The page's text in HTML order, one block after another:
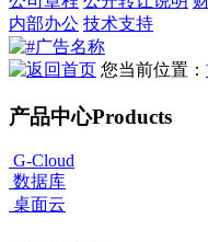
内部办公 技术支持
您当前位置：
产品中心Products
G-Cloud
数据库
桌面云